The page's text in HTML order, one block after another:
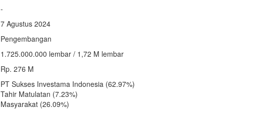
-
7 Agustus 2024
Pengembangan
1.725.000.000 lembar / 1,72 M lembar
Rp. 276 M
PT Sukses Investama Indonesia (62.97%)
Tahir Matulatan (7.23%)
Masyarakat (26.09%)